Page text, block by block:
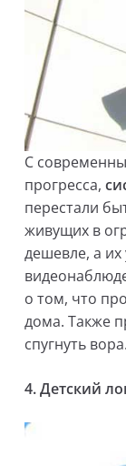
С
прогресса,
перестали
живущих в
дешевле, а
о том, что
дома. Также
спугнуть вора.
4. Детский